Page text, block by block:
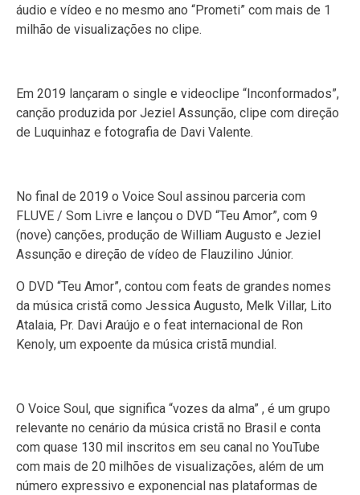
áudio e vídeo e no mesmo ano “Prometi” com mais de 1
milhão de visualizações no clipe.
Em 2019 lançaram o single e videoclipe “Inconformados”,
canção produzida por Jeziel Assunção, clipe com direção
de Luquinhaz e fotografia de Davi Valente.
No final de 2019 o Voice Soul assinou parceria com
FLUVE / Som Livre e lançou o DVD “Teu Amor”, com 9
(nove) canções, produção de William Augusto e Jeziel
Assunção e direção de vídeo de Flauzilino Júnior.
O DVD “Teu Amor”, contou com feats de grandes nomes
da música cristã como Jessica Augusto, Melk Villar, Lito
Atalaia, Pr. Davi Araújo e o feat internacional de Ron
Kenoly, um expoente da música cristã mundial.
O Voice Soul, que significa “vozes da alma” , é um grupo
relevante no cenário da música cristã no Brasil e conta
com quase 130 mil inscritos em seu canal no YouTube
com mais de 20 milhões de visualizações, além de um
número expressivo e exponencial nas plataformas de